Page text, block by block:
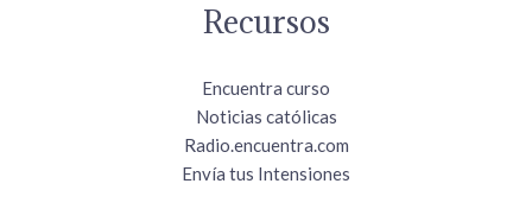
Recursos
Encuentra curso
Noticias católicas
Radio.encuentra.com
Envía tus Intensiones